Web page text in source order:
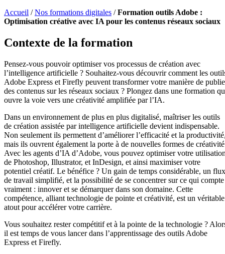
Accueil /Nos formations digitales /Formation outils Adobe :
Optimisation créative avec IA pour les contenus réseaux sociaux
Contexte de la formation
Pensez-vous pouvoir optimiser vos processus de création avec
l’intelligence artificielle ? Souhaitez-vous découvrir comment les
Adobe Express et Firefly peuvent transformer votre manière de
des contenus sur les réseaux sociaux ? Plongez dans une formation
ouvre la voie vers une créativité amplifiée par l’IA.
Dans un environnement de plus en plus digitalisé, maîtriser les outils
de création assistée par intelligence artificielle devient indispensable.
Non seulement ils permettent d’améliorer l’efficacité et la
mais ils ouvrent également la porte à de nouvelles formes de
Avec les agents d’IA d’Adobe, vous pouvez optimiser votre
de Photoshop, Illustrator, et InDesign, et ainsi maximiser votre
potentiel créatif. Le bénéfice ? Un gain de temps considérable, un flux
de travail simplifié, et la possibilité de se concentrer sur ce qui compte
vraiment : innover et se démarquer dans son domaine. Cette
compétence, alliant technologie de pointe et créativité, est un véritable
atout pour accélérer votre carrière.
Vous souhaitez rester compétitif et à la pointe de la technologie ?
il est temps de vous lancer dans l’apprentissage des outils Adobe
Express et Firefly.